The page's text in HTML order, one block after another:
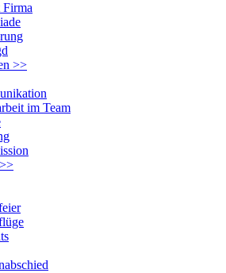
Firma
>>
im Team